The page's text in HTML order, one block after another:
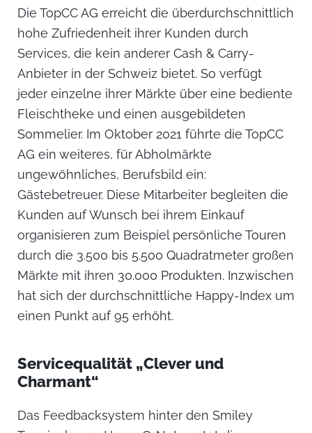
Die TopCC AG erreicht die überdurchschnittlich
hohe Zufriedenheit ihrer Kunden durch
Services, die kein anderer Cash & Carry-
Anbieter in der Schweiz bietet. So verfügt
jeder einzelne ihrer Märkte über eine bediente
Fleischtheke und einen ausgebildeten
Sommelier. Im Oktober 2021 führte die TopCC
AG ein weiteres, für Abholmärkte
ungewöhnliches, Berufsbild ein:
Gästebetreuer. Diese Mitarbeiter begleiten die
Kunden auf Wunsch bei ihrem Einkauf
organisieren zum Beispiel persönliche Touren
durch die 3.500 bis 5.500 Quadratmeter großen
Märkte mit ihren 30.000 Produkten. Inzwischen
hat sich der durchschnittliche Happy-Index um
einen Punkt auf 95 erhöht.
Servicequalität „Clever und
Charmant“
Das Feedbacksystem hinter den Smiley